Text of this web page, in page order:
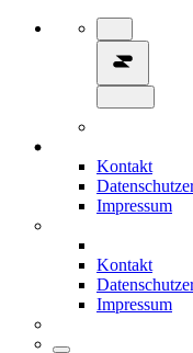
Kontakt
Impressum
Kontakt
Impressum